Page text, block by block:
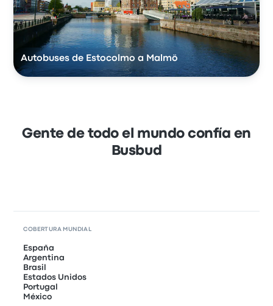
Autobuses de Estocolmo a Malmö
Gente de todo el mundo confía en
Busbud
COBERTURA MUNDIAL
España
Argentina
Brasil
Estados Unidos
Portugal
México